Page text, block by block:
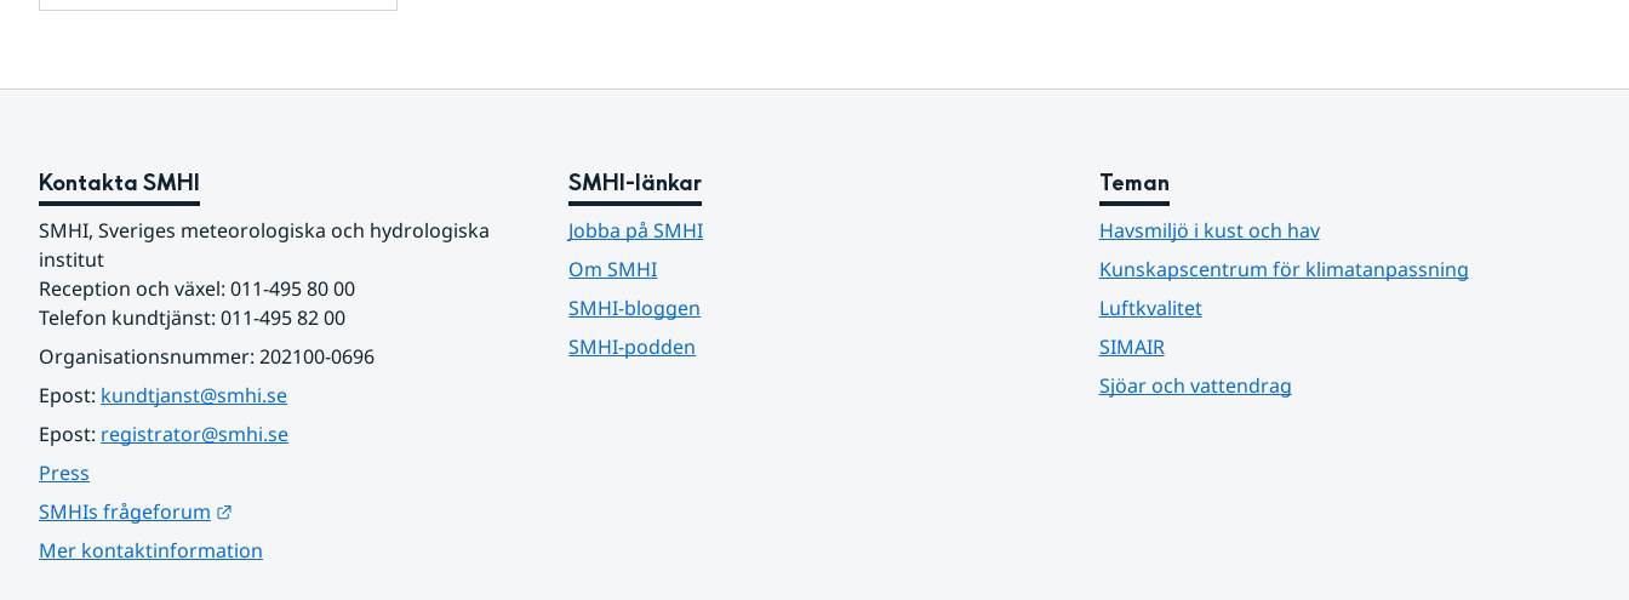
och
för
Kontakta SMHI
SMHI, Sveriges meteorologiska och hydrologiska
institut
Reception och växel: 011-495 80 00
Telefon kundtjänst: 011-495 82 00
Organisationsnummer: 202100-0696
Epost: kundtjanst@smhi.se
Epost: registrator@smhi.se
Press
SMHIs frågeforum
Mer kontaktinformation
SMHI-länkar
Jobba på SMHI
Om SMHI
SMHI-bloggen
SMHI-podden
Teman
Havsmiljö i kust och hav
Kunskapscentrum för klimatanpassning
Luftkvalitet
SIMAIR
Sjöar och vattendrag